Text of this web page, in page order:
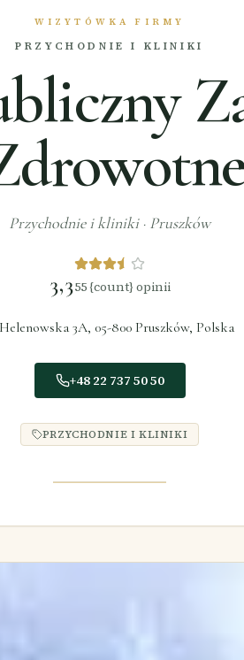
WIZYTÓWKA FIRMY
PRZYCHODNIE I KLINIKI
Przychodnie i kliniki· Pruszków
3,355 {count} opinii
Helenowska 3A, 05-800 Pruszków, Polska
+48 22 737 50 50
PRZYCHODNIE I KLINIKI